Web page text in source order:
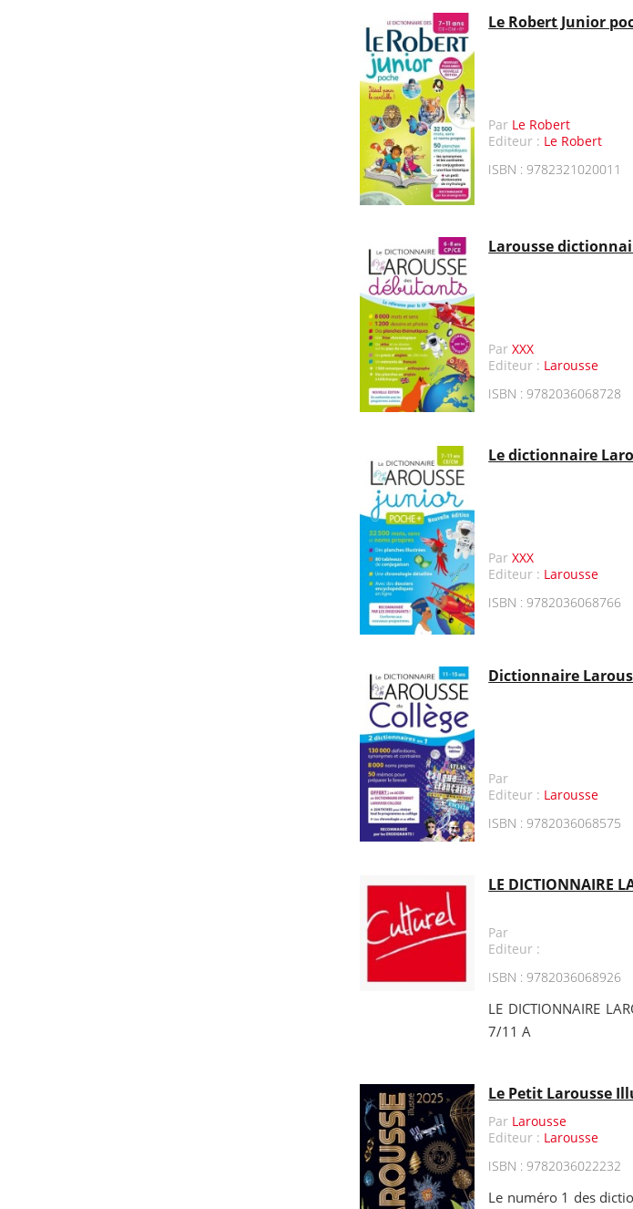
Le Robert Junior
Par Le Robert
Editeur : Le Robert
ISBN : 9782321020011
Larousse
ParXXX
Editeur : Larousse
ISBN : 9782036068728
Le dictionnaire
ParXXX
Editeur : Larousse
ISBN : 9782036068766
Dictionnaire
Par
Editeur : Larousse
ISBN : 9782036068575
LE DICTIONNAIRE
Par
Editeur :
ISBN : 9782036068926
LE DICTIONNAIRE
7/11 A
Le Petit Larousse
Par Larousse
Editeur : Larousse
ISBN : 9782036022232
Le numéro 1 des